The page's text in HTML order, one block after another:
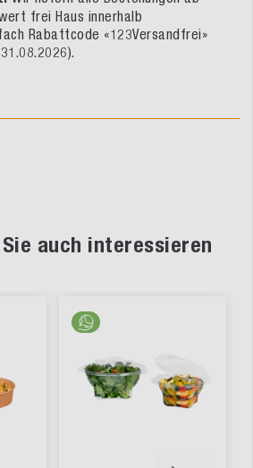
frei Haus innerhalb
Rabattcode «123Versandfrei»
auch interessieren